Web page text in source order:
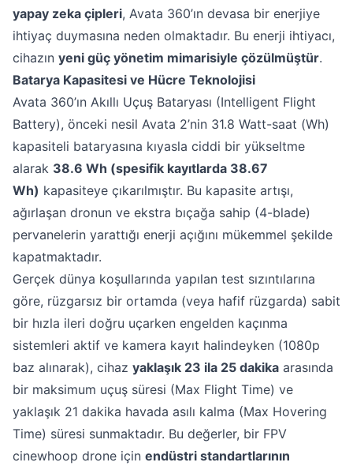
yapay zeka çipleri, Avata 360’ın devasa bir enerjiye
ihtiyaç duymasına neden olmaktadır. Bu enerji ihtiyacı,
cihazın yeni güç yönetim mimarisiyle çözülmüştür.
Batarya Kapasitesi ve Hücre Teknolojisi
Avata 360’ın Akıllı Uçuş Bataryası (Intelligent Flight
Battery), önceki nesil Avata 2’nin 31.8 Watt-saat (Wh)
kapasiteli bataryasına kıyasla ciddi bir yükseltme
alarak 38.6 Wh (spesifik kayıtlarda 38.67
Wh) kapasiteye çıkarılmıştır. Bu kapasite artışı,
ağırlaşan dronun ve ekstra bıçağa sahip (4-blade)
pervanelerin yarattığı enerji açığını mükemmel şekilde
kapatmaktadır.
Gerçek dünya koşullarında yapılan test sızıntılarına
göre, rüzgarsız bir ortamda (veya hafif rüzgarda) sabit
bir hızla ileri doğru uçarken engelden kaçınma
sistemleri aktif ve kamera kayıt halindeyken (1080p
baz alınarak), cihaz yaklaşık 23 ila 25 dakika arasında
bir maksimum uçuş süresi (Max Flight Time) ve
yaklaşık 21 dakika havada asılı kalma (Max Hovering
Time) süresi sunmaktadır. Bu değerler, bir FPV
cinewhoop drone için endüstri standartlarının